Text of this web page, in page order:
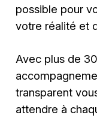
possible pour
votre réalité et
Avec plus de
transparent
attendre à